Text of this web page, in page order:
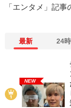
「エンタメ」記
最新 24
NEW